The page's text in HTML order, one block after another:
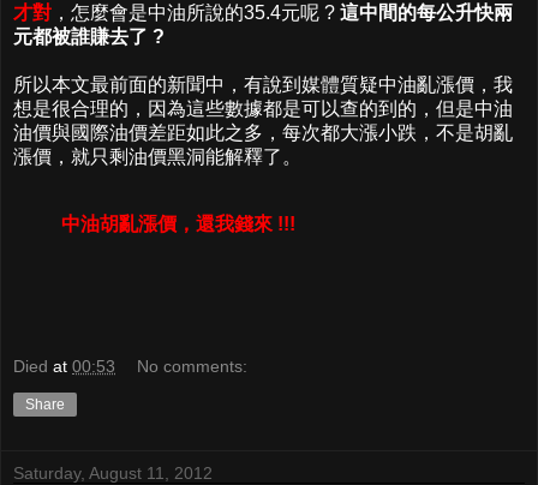
才對 ，怎麼會是中油所說的35.4元呢 ? 這中間的每公升快兩
元都被誰賺去了 ?
所以本文最前面的新聞中，有說到媒體質疑中油亂漲價，我
想是很合理的，因為這些數據都是可以查的到的，但是中油
油價與國際油價差距如此之多，每次都大漲小跌，不是胡亂
漲價，就只剩油價黑洞能解釋了。
中油胡亂漲價，還我錢來 !!!
Died at 00:53 No comments:
Share
Saturday, August 11, 2012